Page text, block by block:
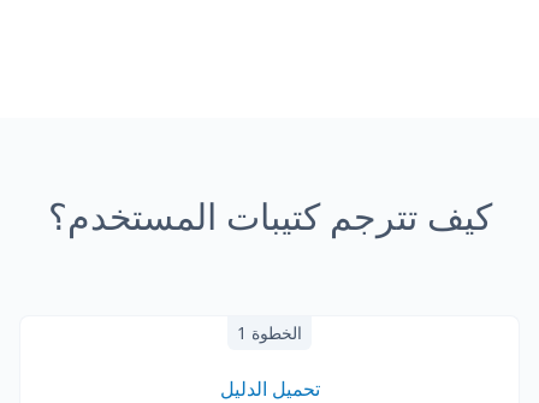
كيف تترجم كتيبات المستخدم؟
الخطوة 1
تحميل الدليل